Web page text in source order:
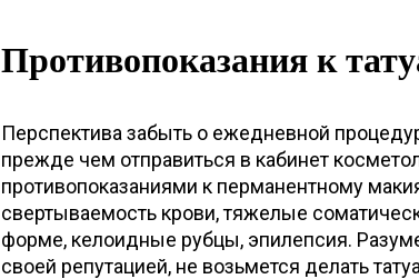
Противопоказания к
Перспектива забыть о ежедневной
прежде чем отправиться в кабинет
противопоказаниями к перманентному
свертываемость крови, тяжелые
форме, келоидные рубцы, эпилепсия.
своей репутацией, не возьмется делать